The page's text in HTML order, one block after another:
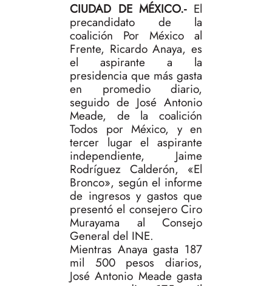
CIUDAD DE MÉXICO.- El
precandidato de la
coalición Por México al
Frente, Ricardo Anaya, es
el aspirante a la
presidencia que más gasta
en promedio diario,
seguido de José Antonio
Meade, de la coalición
Todos por México, y en
tercer lugar el aspirante
independiente, Jaime
Rodríguez Calderón, «El
Bronco», según el informe
de ingresos y gastos que
presentó el consejero Ciro
Murayama al Consejo
General del INE.
Mientras Anaya gasta 187
mil 500 pesos diarios,
José Antonio Meade gasta